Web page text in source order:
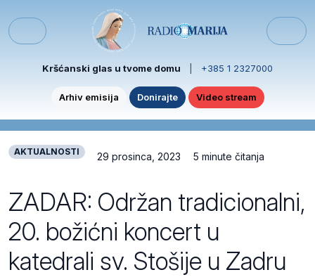
Menu
Kršćanski glas u tvome domu +385 1 2327000
Arhiv emisija Donirajte Video stream
AKTUALNOSTI 29 prosinca, 2023 5 minute čitanja
ZADAR: Održan tradicionalni,
20. božićni koncert u
katedrali sv. Stošije u Zadru